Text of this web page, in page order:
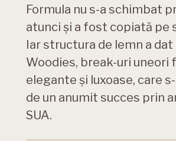
Formula nu s-a schimbat
atunci și a fost copiată pe
Iar structura de lemn a dat
Woodies, break-uri uneori
elegante și luxoase, care
de un anumit succes prin
SUA.